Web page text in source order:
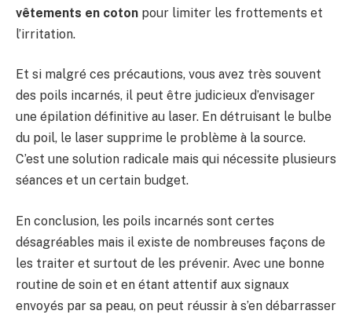
vêtements en coton pour limiter les frottements et
l’irritation.
Et si malgré ces précautions, vous avez très souvent
des poils incarnés, il peut être judicieux d’envisager
une épilation définitive au laser. En détruisant le bulbe
du poil, le laser supprime le problème à la source.
C’est une solution radicale mais qui nécessite plusieurs
séances et un certain budget.
En conclusion, les poils incarnés sont certes
désagréables mais il existe de nombreuses façons de
les traiter et surtout de les prévenir. Avec une bonne
routine de soin et en étant attentif aux signaux
envoyés par sa peau, on peut réussir à s’en débarrasser